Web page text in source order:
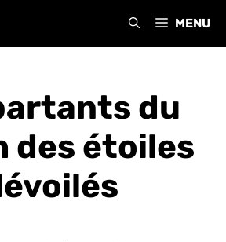
MENU
du
des étoiles